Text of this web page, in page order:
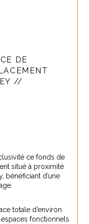
DE
//
ce fonds de
situé à proximité
bénéficiant d’une
totale d’environ
fonctionnels